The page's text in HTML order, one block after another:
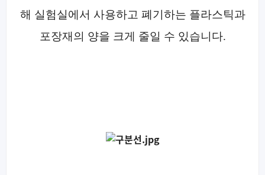
해 실험실에서 사용하고 폐기하는 플라스틱과
포장재의 양을 크게 줄일 수 있습니다.